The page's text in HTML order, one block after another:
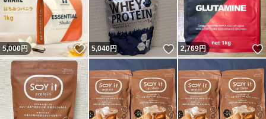
5,000円 いいね！
5,040円 いいね！
2,769円